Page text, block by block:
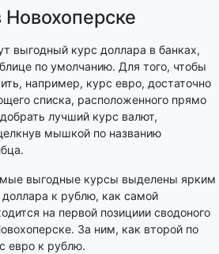
выгодный курс доллара в банках,
по умолчанию. Для того, чтобы
например, курс евро, достаточно
списка, расположенного прямо
лучший курс валют,
мышкой по названию
выгодные курсы выделены ярким
к рублю, как самой
на первой позициии сводоного
За ним, как второй по
евро к рублю.